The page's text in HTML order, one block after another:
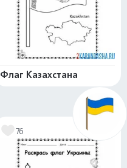
Флаг Казахстана
76